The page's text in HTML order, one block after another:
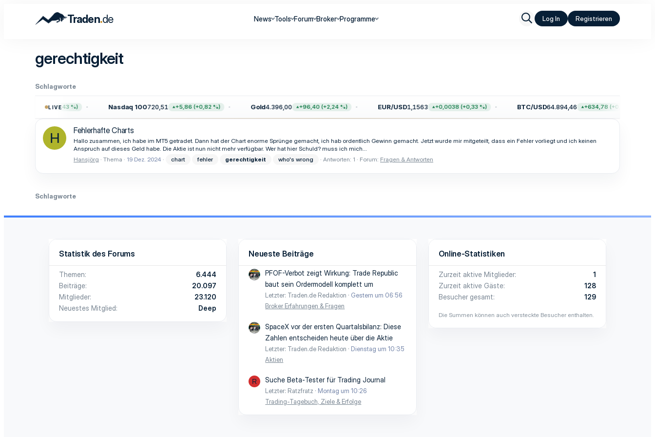
Traden.de News Tools Forum Broker Programme Log In Registrieren
gerechtigkeit
Schlagworte
LIVE
+32,86 (+0,43 %) Nasdaq 100720,51 +5,86 (+0,82 %) Gold4.396,00 +96,40 (+2,24 %) EUR/USD1,1563 +0,0038 (+0,33 %) BTC/USD64.894,46 +634,78 (+0,99 %)
H Fehlerhafte Charts
Hallo zusammen, ich habe im MT5 getradet. Dann hat der Chart enorme Sprünge gemacht, ich hab ordentlich Gewinn gemacht. Jetzt wurde mir mitgeteilt, dass ein Fehler vorliegt und ich keinen
Anspruch auf dieses Geld habe. Die Aktie ist nun nicht mehr verfügbar. Wer hat hier Schuld? muss ich mich...
Hansjörg
Thema 19 Dez. 2024 chart fehler gerechtigkeit who's wrong Antworten: 1 Forum: Fragen & Antworten
Schlagworte
Statistik des Forums
Themen
6.444
Beiträge
20.097
Mitglieder
23.120
Neuestes Mitglied
Deep
Neueste Beiträge
PFOF-Verbot zeigt Wirkung: Trade Republic
baut sein Ordermodell komplett um
Letzter: Traden.de Redaktion
Gestern um 06:56
Broker Erfahrungen & Fragen
SpaceX vor der ersten Quartalsbilanz: Diese
Zahlen entscheiden heute über die Aktie
Letzter: Traden.de Redaktion
Dienstag um 10:35
Aktien
R Suche Beta-Tester für Trading Journal
Letzter: Ratzfratz
Montag um 10:26
Trading-Tagebuch, Ziele & Erfolge
Online-Statistiken
Zurzeit aktive Mitglieder
1
Zurzeit aktive Gäste
128
Besucher gesamt
129
Die Summen können auch versteckte Besucher enthalten.